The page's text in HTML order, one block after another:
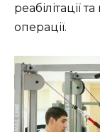
реабілітації
операції.